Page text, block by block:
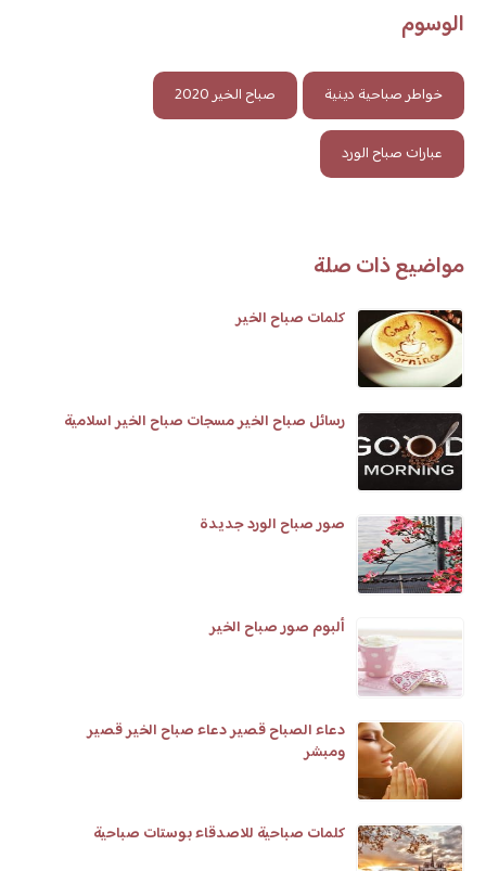
الوسوم
خواطر صباحية دينية صباح الخير 2020
عبارات صباح الورد
مواضيع ذات صلة
كلمات صباح الخير
رسائل صباح الخير مسجات صباح الخير اسلامية
صور صباح الورد جديدة
ألبوم صور صباح الخير
دعاء الصباح قصير دعاء صباح الخير قصير
ومبشر
كلمات صباحية للاصدقاء بوستات صباحية